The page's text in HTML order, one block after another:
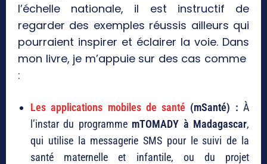
l’échelle nationale, il est instructif de
regarder des exemples réussis ailleurs qui
pourraient inspirer et éclairer la voie. Dans
mon livre, je m’appuie sur des cas comme
:
Les applications mobiles de santé (mSanté) : À
l’instar du programme mTOMADY à Madagascar,
qui utilise la messagerie SMS pour le suivi de la
santé maternelle et infantile, ou du projet